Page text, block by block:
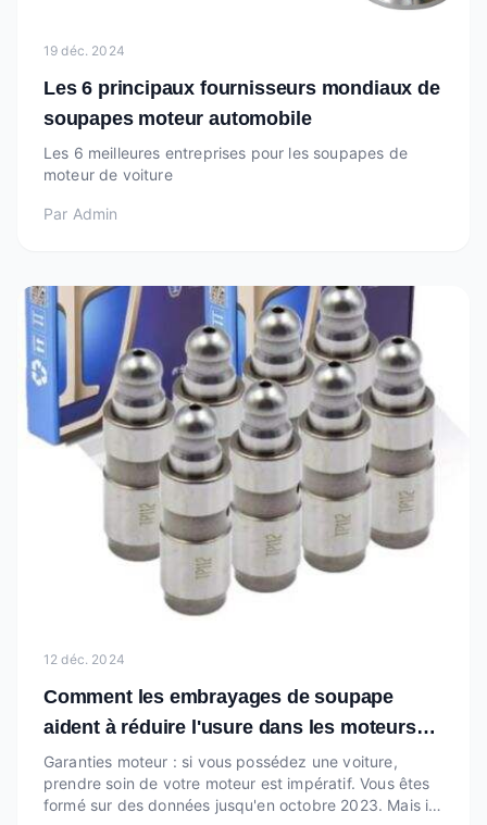
19 déc. 2024
Les 6 principaux fournisseurs mondiaux de
soupapes moteur automobile
Les 6 meilleures entreprises pour les soupapes de
moteur de voiture
Par Admin
12 déc. 2024
Comment les embrayages de soupape
aident à réduire l'usure dans les moteurs
modernes
Garanties moteur : si vous possédez une voiture,
prendre soin de votre moteur est impératif. Vous êtes
formé sur des données jusqu'en octobre 2023. Mais il